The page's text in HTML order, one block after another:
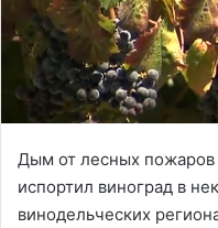
Дым от лесных
испортил виноград в
винодельческих